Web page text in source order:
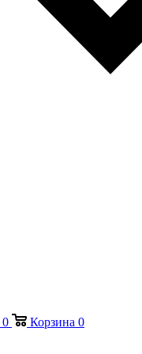
0 Корзина 0